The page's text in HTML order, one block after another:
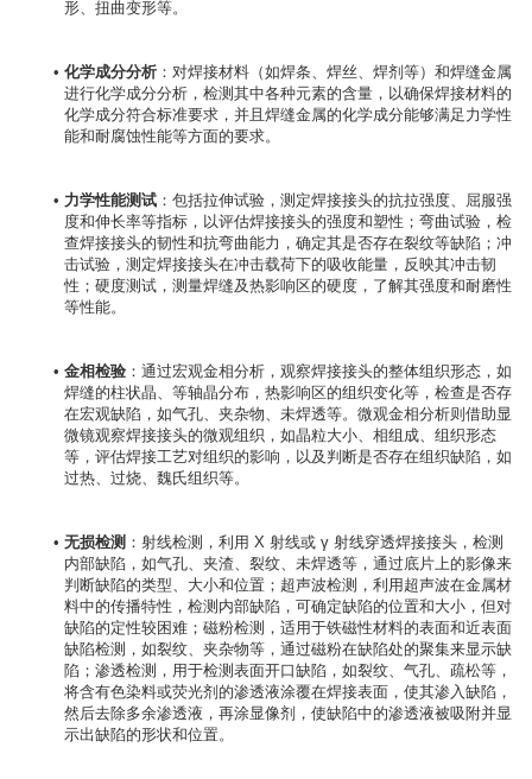
形、扭曲变形等。
化学成分分析：对焊接材料（如焊条、焊丝、焊剂等）和焊缝金属
进行化学成分分析，检测其中各种元素的含量，以确保焊接材料的
化学成分符合标准要求，并且焊缝金属的化学成分能够满足力学性
能和耐腐蚀性能等方面的要求。
力学性能测试：包括拉伸试验，测定焊接接头的抗拉强度、屈服强
度和伸长率等指标，以评估焊接接头的强度和塑性；弯曲试验，检
查焊接接头的韧性和抗弯曲能力，确定其是否存在裂纹等缺陷；冲
击试验，测定焊接接头在冲击载荷下的吸收能量，反映其冲击韧
性；硬度测试，测量焊缝及热影响区的硬度，了解其强度和耐磨性
等性能。
金相检验：通过宏观金相分析，观察焊接接头的整体组织形态，如
焊缝的柱状晶、等轴晶分布，热影响区的组织变化等，检查是否存
在宏观缺陷，如气孔、夹杂物、未焊透等。微观金相分析则借助显
微镜观察焊接接头的微观组织，如晶粒大小、相组成、组织形态
等，评估焊接工艺对组织的影响，以及判断是否存在组织缺陷，如
过热、过烧、魏氏组织等。
无损检测 ：射线检测，利用 X 射线或 γ 射线穿透焊接接头，检测
内部缺陷，如气孔、夹渣、裂纹、未焊透等，通过底片上的影像来
判断缺陷的类型、大小和位置；超声波检测，利用超声波在金属材
料中的传播特性，检测内部缺陷，可确定缺陷的位置和大小，但对
缺陷的定性较困难；磁粉检测，适用于铁磁性材料的表面和近表面
缺陷检测，如裂纹、夹杂物等，通过磁粉在缺陷处的聚集来显示缺
陷；渗透检测，用于检测表面开口缺陷，如裂纹、气孔、疏松等，
将含有色染料或荧光剂的渗透液涂覆在焊接表面，使其渗入缺陷，
然后去除多余渗透液，再涂显像剂，使缺陷中的渗透液被吸附并显
示出缺陷的形状和位置。